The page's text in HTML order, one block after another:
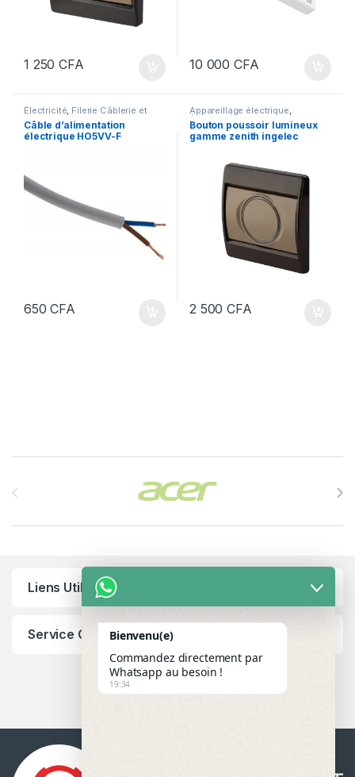
1 250CFA 10 000CFA
Électricité, Filerie Câblerie et
Fourreautage
Câble d’alimentation
électrique HO5VV-F
650CFA
Appareillage électrique,
Électricité
Bouton poussoir lumineux
gamme zenith ingelec
2 500CFA
Liens Utiles
Service ClientBienvenu(e)
Commandez directement par
Whatsapp au besoin !
19:34